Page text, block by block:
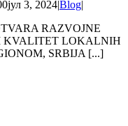
јул 3, 2024|Blog|
RAZVOJNE
KVALITET LOKALNIH
SRBIJA [...]